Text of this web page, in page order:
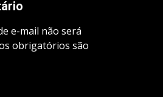
e-mail não será
obrigatórios são